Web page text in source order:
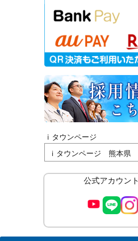
ｉタウンページ
ｉタウンページ 熊本県
公式アカウント